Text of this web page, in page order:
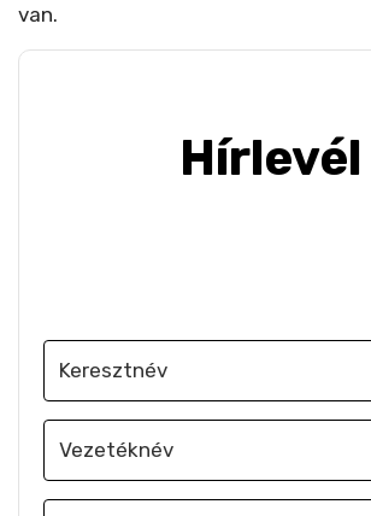
van.
Hírlevél